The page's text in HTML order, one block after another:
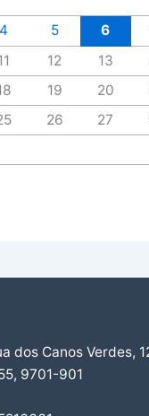
4 5 6
12 13
19 20
26 27
dos Canos Verdes,
9701-901